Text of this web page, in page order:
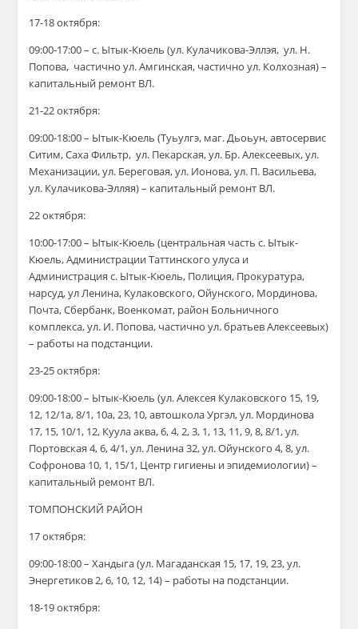
17-18 октября:
09:00-17:00 – с. Ытык-Кюель (ул. Кулачикова-Эллэя, ул. Н.
Попова, частично ул. Амгинская, частично ул. Колхозная) –
капитальный ремонт ВЛ.
21-22 октября:
09:00-18:00 – Ытык-Кюель (Туьулгэ, маг. Дьоьун, автосервис
Ситим, Саха Фильтр, ул. Пекарская, ул. Бр. Алексеевых, ул.
Механизации, ул. Береговая, ул. Ионова, ул. П. Васильева,
ул. Кулачикова-Элляя) – капитальный ремонт ВЛ.
22 октября:
10:00-17:00 – Ытык-Кюель (центральная часть с. Ытык-
Кюель, Администрации Таттинского улуса и
Администрация с. Ытык-Кюель, Полиция, Прокуратура,
нарсуд, ул Ленина, Кулаковского, Ойунского, Мординова,
Почта, Сбербанк, Военкомат, район Больничного
комплекса, ул. И. Попова, частично ул. братьев Алексеевых)
– работы на подстанции.
23-25 октября:
09:00-18:00 – Ытык-Кюель (ул. Алексея Кулаковского 15, 19,
12, 12/1а, 8/1, 10а, 23, 10, автошкола Ургэл, ул. Мординова
17, 15, 10/1, 12, Куула аква, 6, 4, 2, 3, 1, 13, 11, 9, 8, 8/1, ул.
Портовская 4, 6, 4/1, ул. Ленина 32, ул. Ойунского 4, 8, ул.
Софронова 10, 1, 15/1, Центр гигиены и эпидемиологии) –
капитальный ремонт ВЛ.
ТОМПОНСКИЙ РАЙОН
17 октября:
09:00-18:00 – Хандыга(ул. Магаданская 15, 17, 19, 23, ул.
Энергетиков 2, 6, 10, 12, 14)– работы на подстанции.
18-19октября: